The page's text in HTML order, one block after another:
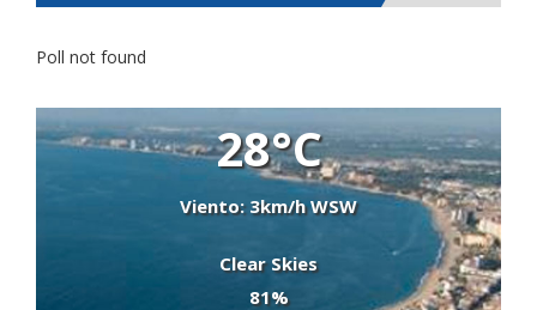
Poll not found
28°C
Viento: 3km/h WSW
Clear Skies
81%